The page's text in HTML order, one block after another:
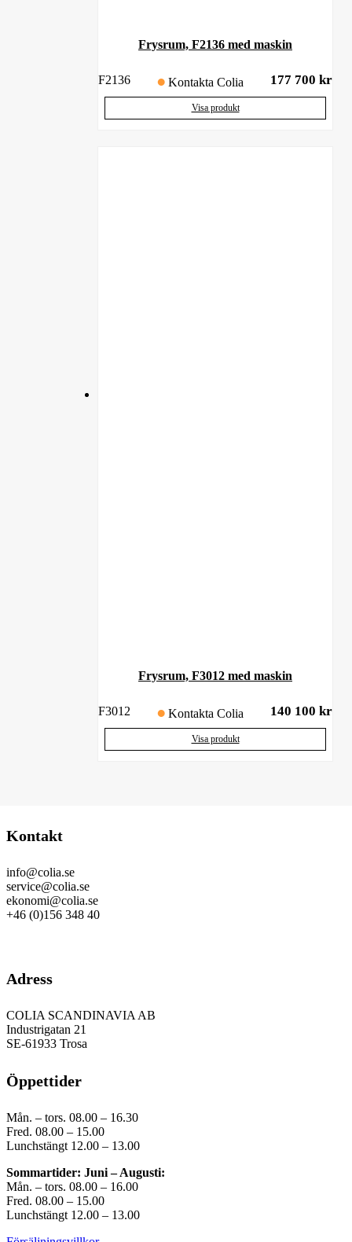
Frysrum, F2136 med maskin
F2136 Kontakta Colia 177 700 kr
Visa produkt
Frysrum, F3012 med maskin
F3012 Kontakta Colia 140 100 kr
Visa produkt
Kontakt
info@colia.se
service@colia.se
ekonomi@colia.se
+46 (0)156 348 40
Adress
COLIA SCANDINAVIA AB
Industrigatan 21
SE-61933 Trosa
Öppettider
Mån. – tors. 08.00 – 16.30
Fred. 08.00 – 15.00
Lunchstängt 12.00 – 13.00
Sommartider: Juni – Augusti:
Mån. – tors. 08.00 – 16.00
Fred. 08.00 – 15.00
Lunchstängt 12.00 – 13.00